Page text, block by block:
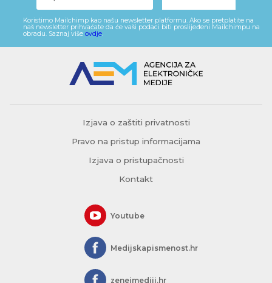
Koristimo Mailchimp kao našu newsletter platformu. Ako se pretplatite na
naš newsletter prihvaćate da će vaši podaci biti proslijeđeni Mailchimpu na
obradu. Saznaj više ovdje
Izjava o zaštiti privatnosti
Pravo na pristup informacijama
Izjava o pristupačnosti
Kontakt
Youtube
Medijskapismenost.hr
zeneimediji.hr